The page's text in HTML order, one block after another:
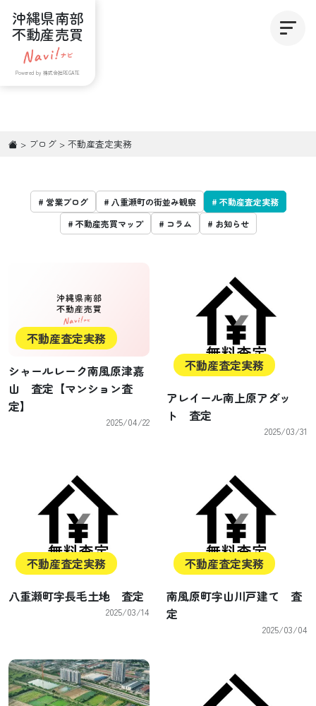
沖縄県南部
不動産売買
Powered by 株式会社REGATE
> ブログ > 不動産査定実務
# 営業ブログ # 八重瀬町の街並み観察
# 不動産査定実務
# 不動産売買マップ
# コラム # お知らせ
不動産査定実務
シャールレーク南風原津嘉
山 査定【マンション査
定】
2025/04/22
不動産査定実務
アレイール南上原アダッ
ト 査定
2025/03/31
不動産査定実務
八重瀬町字長毛土地 査定
2025/03/14
不動産査定実務
南風原町字山川戸建て 査
定
2025/03/04